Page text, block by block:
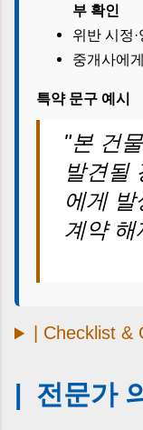
부 확인
위반 시정
중개사에
특약 문구 예시
"본 건
발견될
에게 발
계약 해
| Checklist
| 전문가